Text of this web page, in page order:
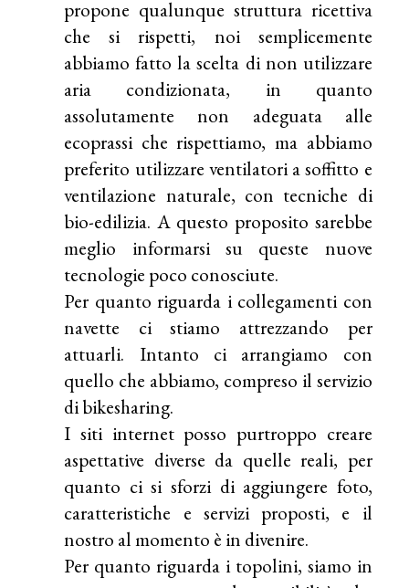
propone qualunque struttura ricettiva
che si rispetti, noi semplicemente
abbiamo fatto la scelta di non utilizzare
aria condizionata, in quanto
assolutamente non adeguata alle
ecoprassi che rispettiamo, ma abbiamo
preferito utilizzare ventilatori a soffitto e
ventilazione naturale, con tecniche di
bio-edilizia. A questo proposito sarebbe
meglio informarsi su queste nuove
tecnologie poco conosciute.
Per quanto riguarda i collegamenti con
navette ci stiamo attrezzando per
attuarli. Intanto ci arrangiamo con
quello che abbiamo, compreso il servizio
di bikesharing.
I siti internet posso purtroppo creare
aspettative diverse da quelle reali, per
quanto ci si sforzi di aggiungere foto,
caratteristiche e servizi proposti, e il
nostro al momento è in divenire.
Per quanto riguarda i topolini, siamo in